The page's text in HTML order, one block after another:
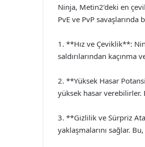
Ninja, Metin2’deki en
PvE ve PvP savaşlarında
1. **Hız ve Çeviklik**:
saldırılarından kaçınma
2. **Yüksek Hasar
yüksek hasar verebilirler.
3. **Gizlilik ve Sürpriz
yaklaşmalarını sağlar.